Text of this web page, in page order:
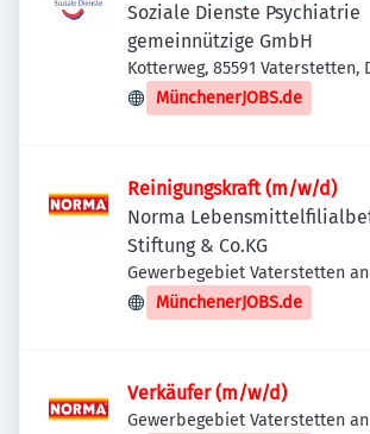
Soziale Dienste Psychiatrie
gemeinnützige GmbH
Kotterweg, 85591 Vaterstetten,
MünchenerJOBS.de
Reinigungskraft (m/w/d)
Norma
Stiftung & Co.KG
Gewerbegebiet Vaterstetten
Baldhamer Straße, Johann-
Straße 44, 85591 Vaterstetten,
MünchenerJOBS.de
Verkäufer (m/w/d)
Gewerbegebiet Vaterstetten